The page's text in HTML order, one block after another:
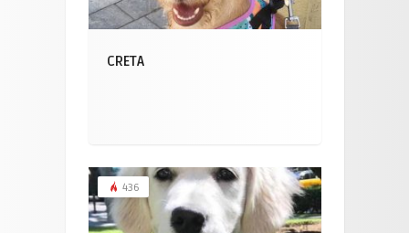
CRETA
436